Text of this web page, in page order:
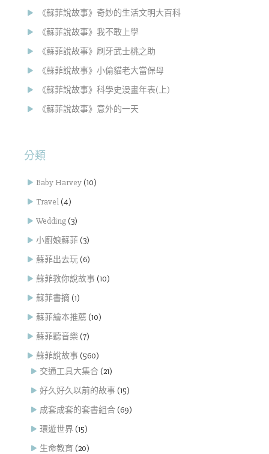
《蘇菲說故事》奇妙的生活文明大百科
《蘇菲說故事》我不敢上學
《蘇菲說故事》刷牙武士桃之助
《蘇菲說故事》小偷貓老大當保母
《蘇菲說故事》科學史漫畫年表(上)
《蘇菲說故事》意外的一天
分類
Baby Harvey (10)
Travel (4)
Wedding (3)
小廚娘蘇菲 (3)
蘇菲出去玩 (6)
蘇菲教你說故事 (10)
蘇菲書摘 (1)
蘇菲繪本推薦 (10)
蘇菲聽音樂 (7)
蘇菲說故事 (560)
交通工具大集合 (21)
好久好久以前的故事 (15)
成套成套的套書組合 (69)
環遊世界 (15)
生命教育 (20)